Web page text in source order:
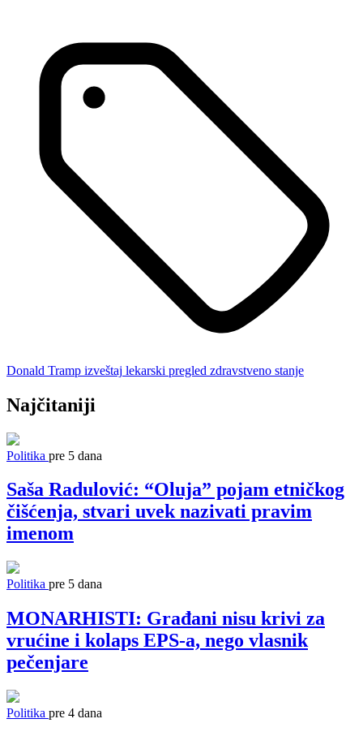
Donald Tramp izveštaj lekarski pregled zdravstveno stanje
Najčitaniji
Politika pre 5 dana
Saša Radulović: “Oluja” pojam etničkog
čišćenja, stvari uvek nazivati pravim
imenom
Politika pre 5 dana
MONARHISTI: Građani nisu krivi za
vrućine i kolaps EPS-a, nego vlasnik
pečenjare
Politika pre 4 dana